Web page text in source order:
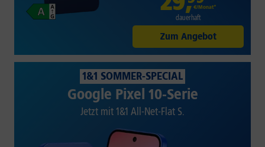
€/Monat*
dauerhaft
Zum Angebot
1&1 SOMMER-SPECIAL
Google Pixel 10-Serie
Jetzt mit 1&1 All-Net-Flat S.